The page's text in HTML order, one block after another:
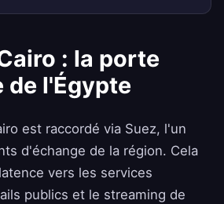
: la porte
de l'Égypte
est raccordé via Suez, l'un
d'échange de la région. Cela
vers les services
publics et le streaming de